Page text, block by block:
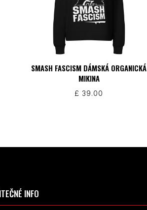
SMASH FASCISM DÁMSKÁ ORGANICKÁ
MIKINA
£ 39.00
INFO